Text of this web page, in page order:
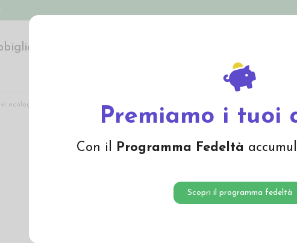
Premiamo i tuoi
Con il Programma Fedeltà
Scopri il programma fedeltà
Offerte
ecologici Trattamento alla lanolina